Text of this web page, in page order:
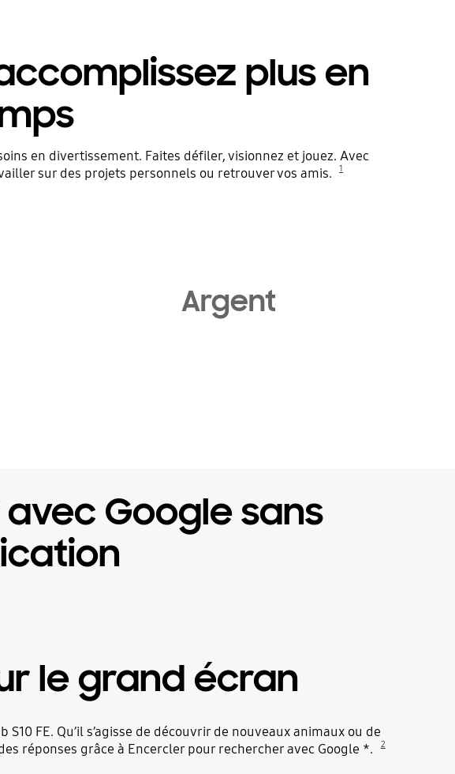
plus en
en divertissement. Faites défiler, visionnez et jouez. Avec
sur des projets personnels ou retrouver vos amis.
1
Argent
Google sans
le grand écran
FE. Qu’il s’agisse de découvrir de nouveaux animaux ou de
réponses grâce à Encercler pour rechercher avec Google *.
2